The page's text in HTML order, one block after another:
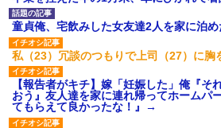
童貞俺、宅飲みした女友達2人を家に泊
私（23）冗談のつもりで上司（27）に胸
【報告者がキチ】嫁「妊娠した」俺『そ
おう』友人達を家に連れ帰ってホームパ
てもらえて良かったな！』→